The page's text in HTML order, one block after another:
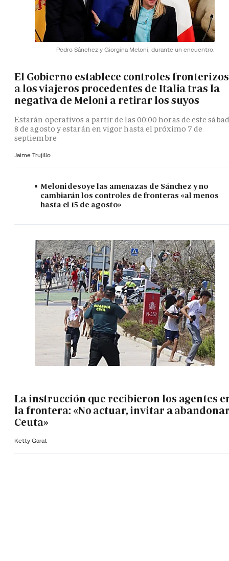
Pedro Sánchez y Giorgina Meloni, durante un encuentro.
El Gobierno establece controles fronterizos
a los viajeros procedentes de Italia tras la
negativa de Meloni a retirar los suyos
Estarán operativos a partir de las 00:00 horas de este
8 de agosto y estarán en vigor hasta el próximo 7 de
septiembre
Jaime Trujillo
Meloni desoye las amenazas de Sánchez y no
cambiarán los controles de fronteras «al menos
hasta el 15 de agosto»
La instrucción que recibieron los agentes
la frontera: «No actuar, invitar a
Ceuta»
Ketty Garat